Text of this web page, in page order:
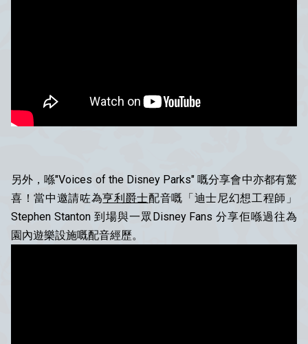
另外，喺"Voices of the Disney Parks" 嘅分享會中亦都有驚
喜！當中邀請咗為亨利爵士配音嘅「迪士尼幻想工程師」
Stephen Stanton 到場與一眾Disney Fans 分享佢喺過往為
園內遊樂設施嘅配音經歷。